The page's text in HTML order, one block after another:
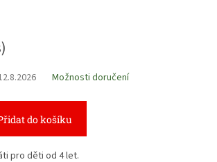
Možnosti doručení
do košíku
pro děti od 4 let.